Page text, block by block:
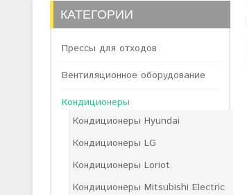
КАТЕГОРИИ
Прессы для отходов
Вентиляционное оборудование
Кондиционеры
Кондиционеры Hyundai
Кондиционеры LG
Кондиционеры Loriot
Кондиционеры Mitsubishi Electric